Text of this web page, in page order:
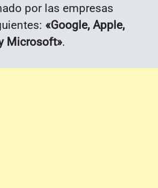
por las empresas
«Google, Apple,
Microsoft».